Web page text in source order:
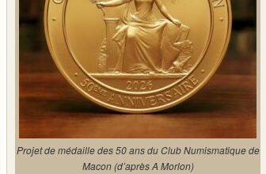
Projet de médaille des 50 ans du Club Numismatique de
Macon (d’après A Morlon)